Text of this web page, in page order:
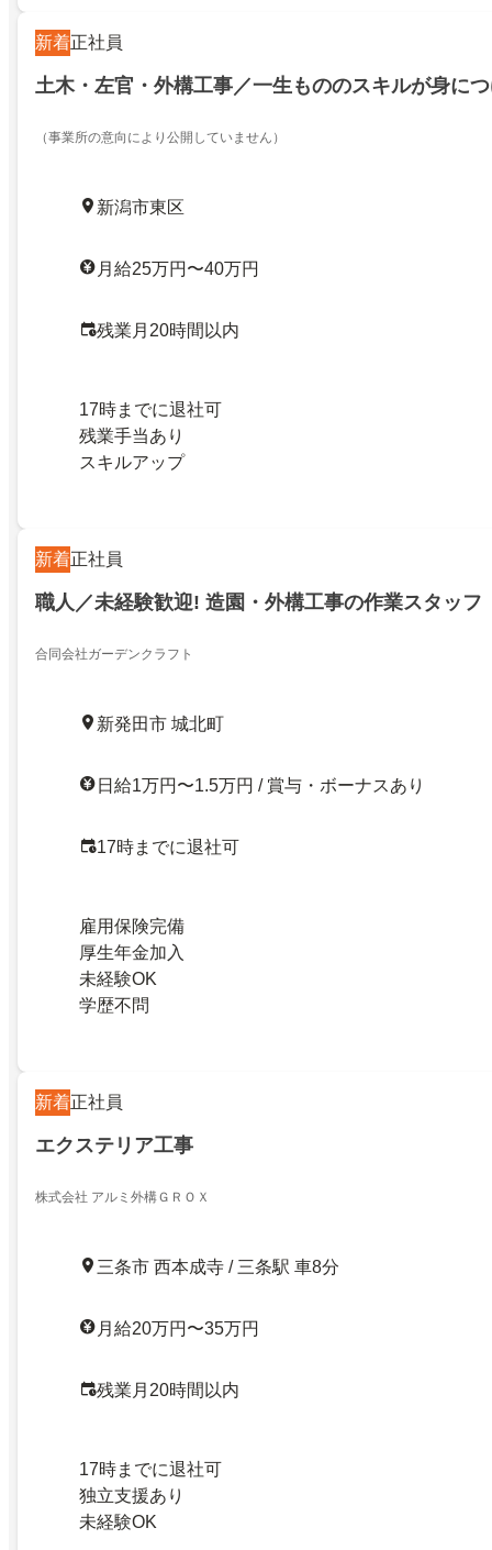
新着正社員
土木・左官・外構工事／一生もののスキルが身に
（事業所の意向により公開していません）
新潟市東区
月給25万円〜40万円
残業月20時間以内
17時までに退社可
残業手当あり
スキルアップ
新着正社員
職人／未経験歓迎! 造園・外構工事の作業スタッフ
合同会社ガーデンクラフト
新発田市 城北町
日給1万円〜1.5万円 / 賞与・ボーナスあり
17時までに退社可
雇用保険完備
厚生年金加入
未経験OK
学歴不問
新着正社員
エクステリア工事
株式会社 アルミ外構ＧＲＯＸ
三条市 西本成寺 / 三条駅 車8分
月給20万円〜35万円
残業月20時間以内
17時までに退社可
独立支援あり
未経験OK